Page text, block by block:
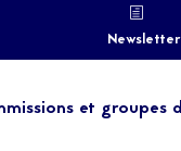
Newsletter
et groupes